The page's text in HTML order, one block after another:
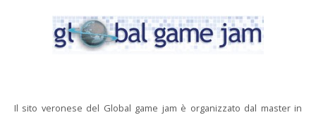
Il sito veronese del Global game jam è organizzato dal master in